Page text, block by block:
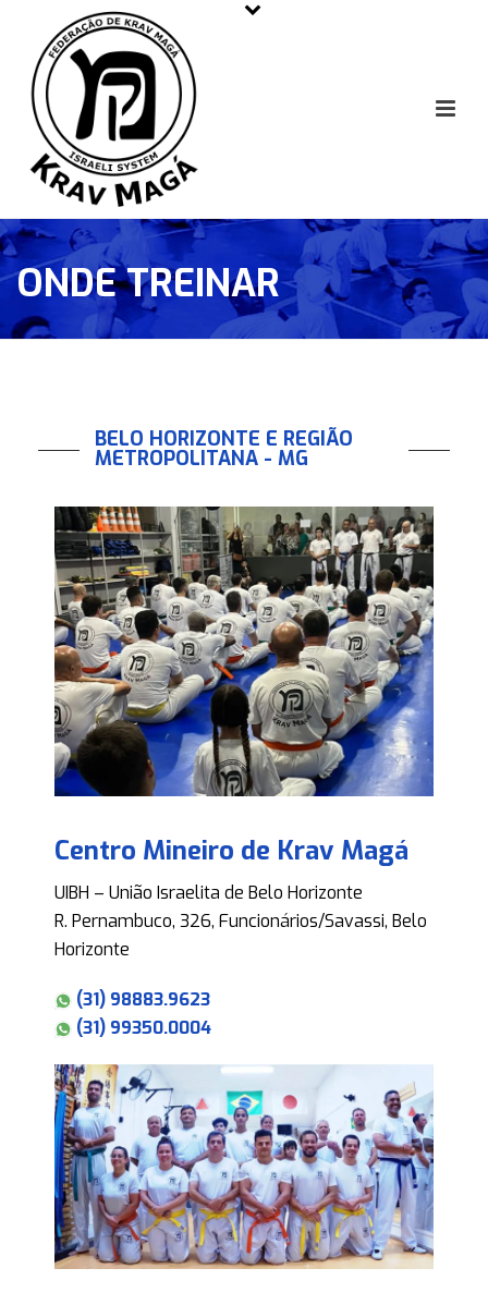
ONDE TREINAR
BELO HORIZONTE E REGIÃO
METROPOLITANA - MG
Centro Mineiro de Krav Magá
UIBH – União Israelita de Belo Horizonte
R. Pernambuco, 326, Funcionários/Savassi, Belo
Horizonte
(31) 98883.9623
(31) 99350.0004